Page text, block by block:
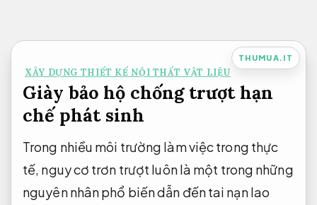
nội
dung
THUMUA.IT
XÂY DỰNG THIẾT KẾ NỘI THẤT VẬT LIỆU
Giày bảo hộ chống trượt hạn
chế phát sinh
Trong nhiều môi trường làm việc trong thực
tế, nguy cơ trơn trượt luôn là một trong những
nguyên nhân phổ biến dẫn đến tai nạn lao